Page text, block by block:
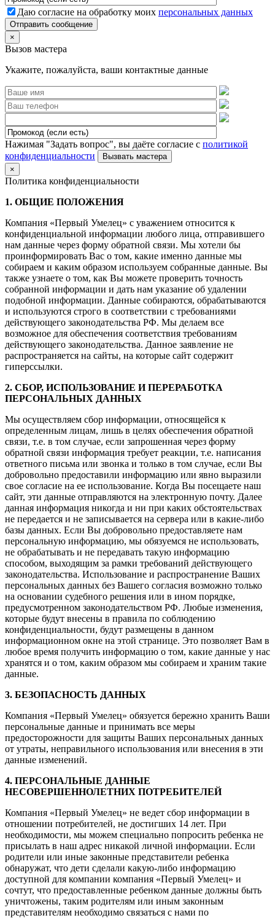
Даю согласие на обработку моих персональных данных
Отправить сообщение
×
Вызов мастера
Укажите, пожалуйста, ваши контактные данные
Нажимая "Задать вопрос", вы даёте согласие с политикой
конфиденциальности
×
Политика конфиденциальности
1. ОБЩИЕ ПОЛОЖЕНИЯ
Компания «Первый Умелец» с уважением относится к
конфиденциальной информации любого лица, отправившего
нам данные через форму обратной связи. Мы хотели бы
проинформировать Вас о том, какие именно данные мы
собираем и каким образом используем собранные данные. Вы
также узнаете о том, как Вы можете проверить точность
собранной информации и дать нам указание об удалении
подобной информации. Данные собираются, обрабатываются
и используются строго в соответствии с требованиями
действующего законодательства РФ. Мы делаем все
возможное для обеспечения соответствия требованиям
действующего законодательства. Данное заявление не
распространяется на сайты, на которые сайт содержит
гиперссылки.
2. СБОР, ИСПОЛЬЗОВАНИЕ И ПЕРЕРАБОТКА
ПЕРСОНАЛЬНЫХ ДАННЫХ
Мы осуществляем сбор информации, относящейся к
определенным лицам, лишь в целях обеспечения обратной
связи, т.е. в том случае, если запрошенная через форму
обратной связи информация требует реакции, т.е. написания
ответного письма или звонка и только в том случае, если Вы
добровольно предоставили информацию или явно выразили
свое согласие на ее использование. Когда Вы посещаете наш
сайт, эти данные отправляются на электронную почту. Далее
данная информация никогда и ни при каких обстоятельствах
не передается и не записывается на сервера или в какие-либо
базы данных. Если Вы добровольно предоставляете нам
персональную информацию, мы обязуемся не использовать,
не обрабатывать и не передавать такую информацию
способом, выходящим за рамки требований действующего
законодательства. Использование и распространение Ваших
персональных данных без Вашего согласия возможно только
на основании судебного решения или в ином порядке,
предусмотренном законодательством РФ. Любые изменения,
которые будут внесены в правила по соблюдению
конфиденциальности, будут размещены в данном
информационном окне на этой странице. Это позволяет Вам в
любое время получить информацию о том, какие данные у нас
хранятся и о том, каким образом мы собираем и храним такие
данные.
3. БЕЗОПАСНОСТЬ ДАННЫХ
Компания «Первый Умелец» обязуется бережно хранить Ваши
персональные данные и принимать все меры
предосторожности для защиты Ваших персональных данных
от утраты, неправильного использования или внесения в эти
данные изменений.
4. ПЕРСОНАЛЬНЫЕ ДАННЫЕ
НЕСОВЕРШЕННОЛЕТНИХ ПОТРЕБИТЕЛЕЙ
Компания «Первый Умелец» не ведет сбор информации в
отношении потребителей, не достигших 14 лет. При
необходимости, мы можем специально попросить ребенка не
присылать в наш адрес никакой личной информации. Если
родители или иные законные представители ребенка
обнаружат, что дети сделали какую-либо информацию
доступной для компании компания «Первый Умелец» и
сочтут, что предоставленные ребенком данные должны быть
уничтожены, таким родителям или иным законным
представителям необходимо связаться с нами по